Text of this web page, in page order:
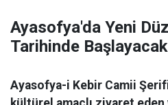
Ayasofya'da Yeni
Tarihinde Başlayacak
Ayasofya-i Kebir Camii